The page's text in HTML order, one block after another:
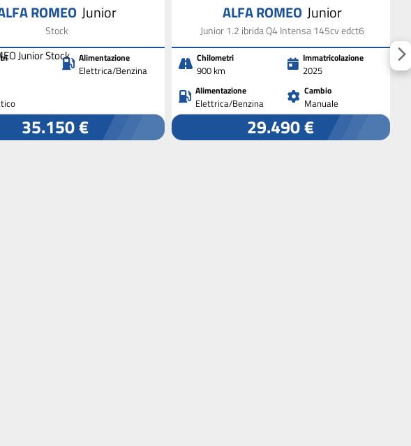
ROMEO Junior
Stock
Alimentazione
Elettrica/Benzina
35.150 €
ALFA ROMEO Junior
Junior 1.2 ibrida Q4 Intensa 145cv edct6
Chilometri
900 km
Immatricolazione
2025
Alimentazione
Elettrica/Benzina
Cambio
Manuale
29.490 €